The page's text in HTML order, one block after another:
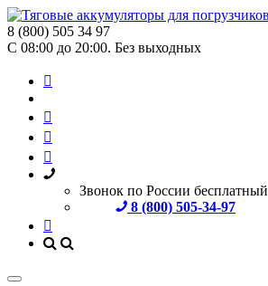
8 (800) 505 34 97
С 08:00 до 20:00. Без выходных
Звонок по России бесплатный
8 (800) 505-34-97